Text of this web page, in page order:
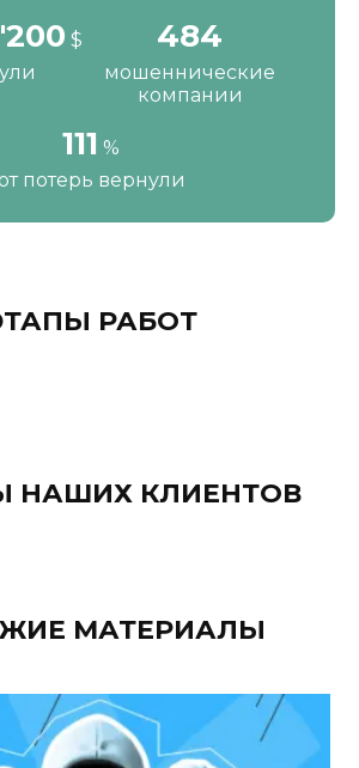
$
484
мошеннические
компании
111 %
от потерь вернули
РАБОТ
НАШИХ КЛИЕНТОВ
МАТЕРИАЛЫ